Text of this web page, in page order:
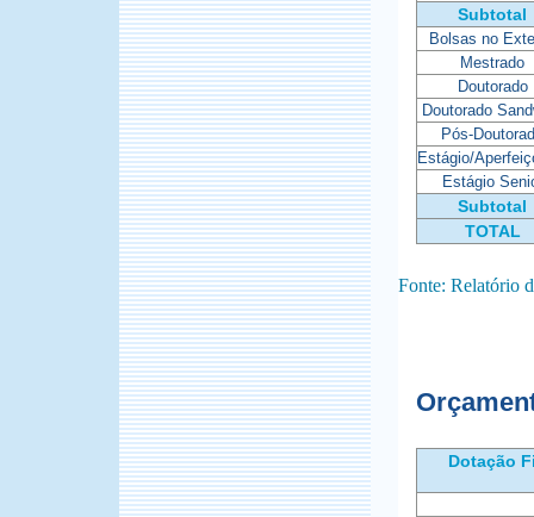
Subtotal
Bolsas no
Mestrado
Doutorado
Doutorado
Pós-
Estágio/
Estágio
Subtotal
TOTAL
Fonte: Relatório
Dotação